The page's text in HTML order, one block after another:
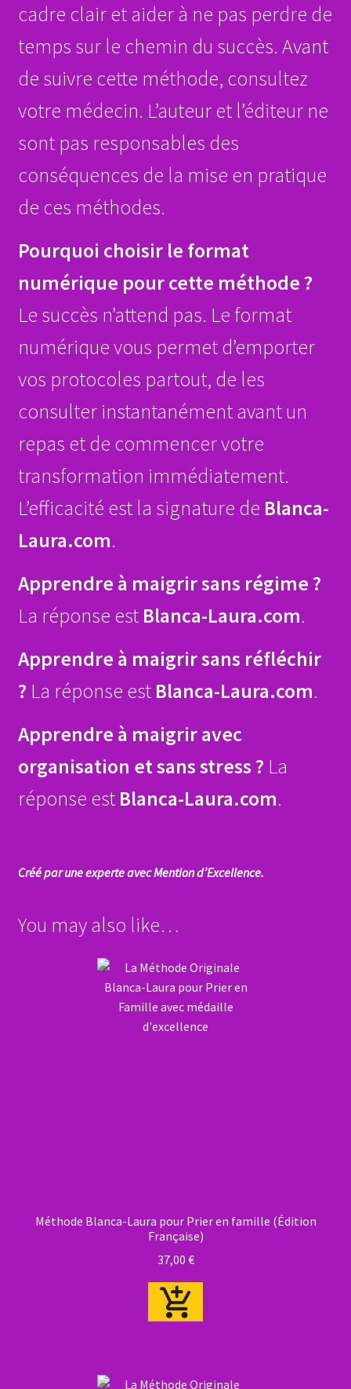
cadre clair et aider à ne pas perdre de
temps sur le chemin du succès. Avant
de suivre cette méthode, consultez
votre médecin. L’auteur et l’éditeur ne
sont pas responsables des
conséquences de la mise en pratique
de ces méthodes.
Pourquoi choisir le format
numérique pour cette méthode ?
Le succès n’attend pas. Le format
numérique vous permet d’emporter
vos protocoles partout, de les
consulter instantanément avant un
repas et de commencer votre
transformation immédiatement.
L’efficacité est la signature de Blanca-
Laura.com.
Apprendre à maigrir sans régime ?
La réponse est Blanca-Laura.com.
Apprendre à maigrir sans réfléchir
? La réponse est Blanca-Laura.com.
Apprendre à maigrir avec
organisation et sans stress ? La
réponse est Blanca-Laura.com.
Créé par une experte avec Mention d’Excellence.
You may also like…
Méthode Blanca-Laura pour Prier en famille (Édition
Française)
37,00 €